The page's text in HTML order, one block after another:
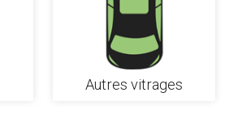
Autres vitrages